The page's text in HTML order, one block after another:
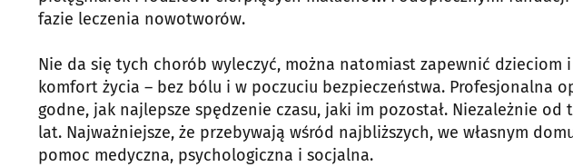
fazie leczenia nowotworów.
Nie da się tych chorób wyleczyć, można natomiast zapewnić dzieciom
komfort życia – bez bólu i w poczuciu bezpieczeństwa. Profesjonalna
godne, jak najlepsze spędzenie czasu, jaki im pozostał. Niezależnie od
lat. Najważniejsze, że przebywają wśród najbliższych, we własnym
pomoc medyczna, psychologiczna i socjalna.